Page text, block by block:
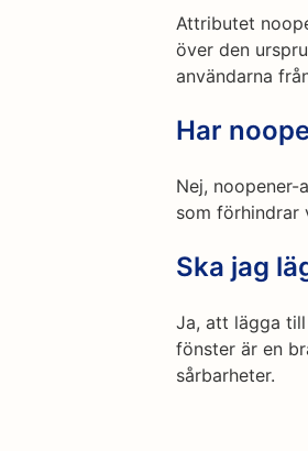
Attributet
över den
användarna
Har
Nej, noopener-
som förhindrar
Ska jag
Ja, att lägga
fönster är en
sårbarheter.